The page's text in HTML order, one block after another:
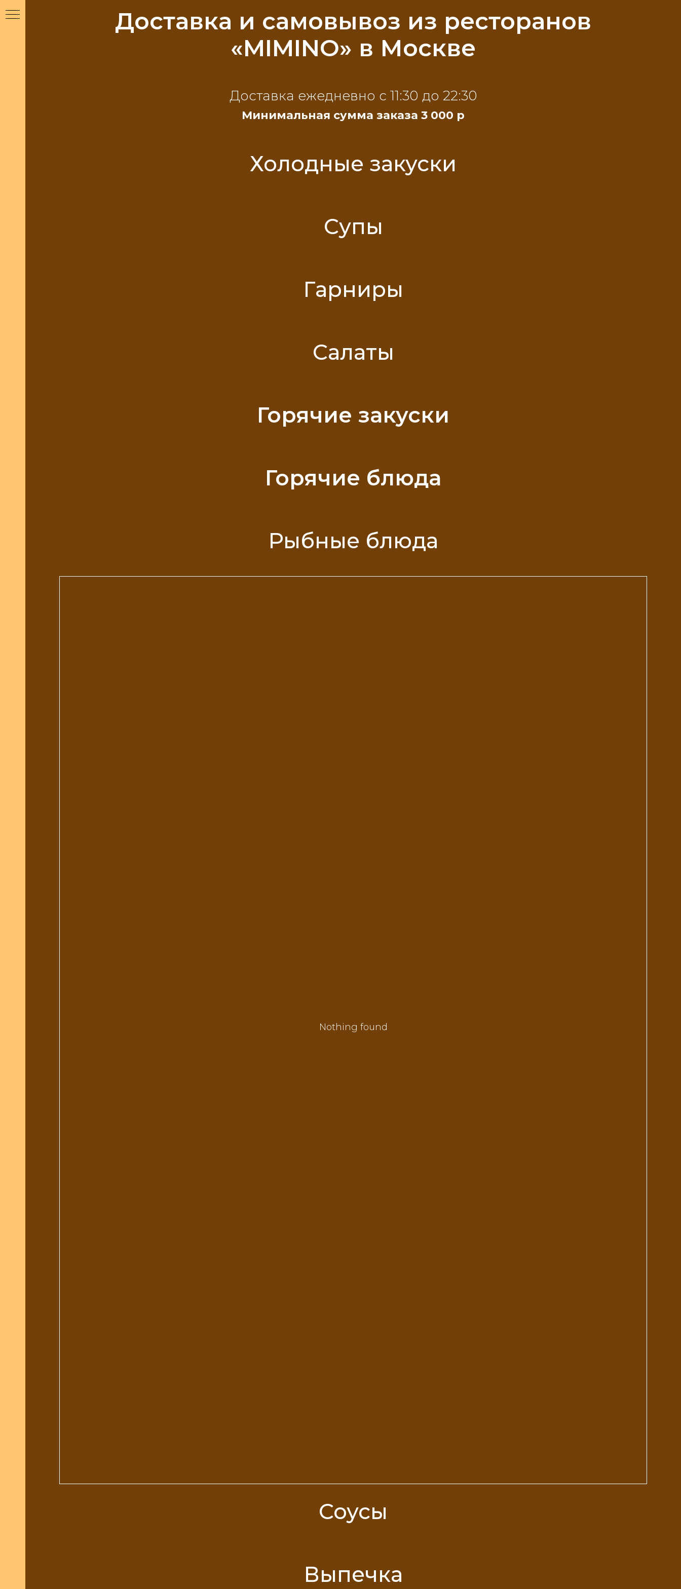
Доставка и самовывоз из ресторанов
«MIMINO» в Москве
Доставка ежедневно с 11:30 до 22:30
Минимальная сумма заказа 3 000 р
Холодные закуски
Супы
Гарниры
Салаты
Горячие закуски
Горячие блюда
Рыбные блюда
Nothing found
Соусы
Выпечка